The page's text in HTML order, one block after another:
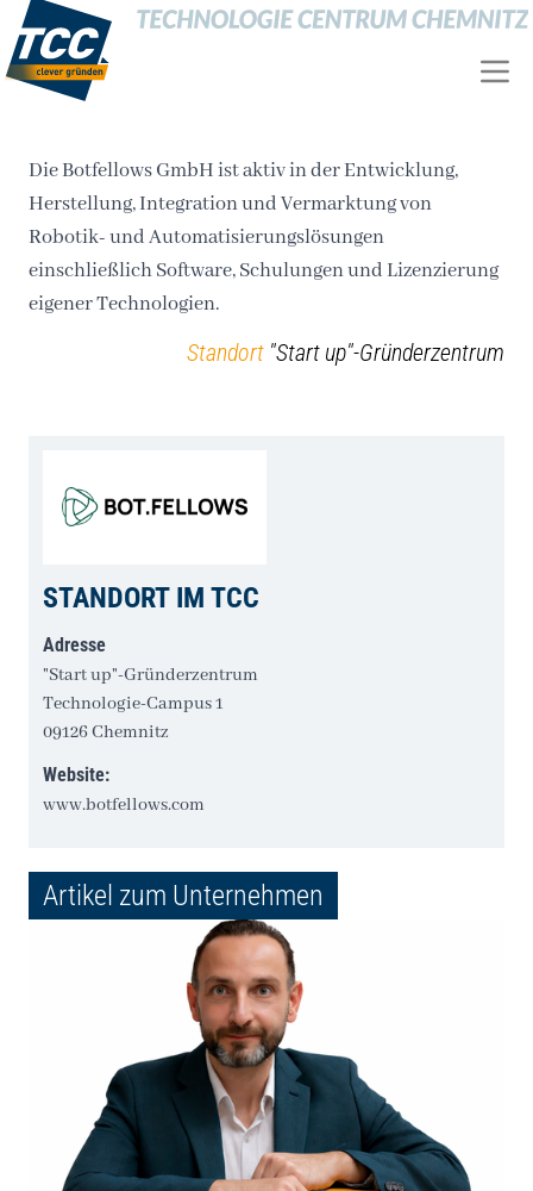
Die Botfellows GmbH ist aktiv in der Entwicklung,
Herstellung, Integration und Vermarktung von
Robotik- und Automatisierungslösungen
einschließlich Software, Schulungen und Lizenzierung
eigener Technologien.
Standort "Start up"-Gründerzentrum
STANDORT IM TCC
Adresse
"Start up"-Gründerzentrum
Technologie-Campus 1
09126 Chemnitz
Website:
www.botfellows.com
Artikel zum Unternehmen